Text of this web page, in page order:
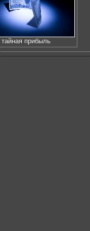
тайная прибыль